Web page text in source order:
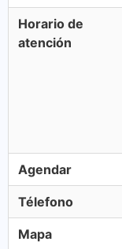
Horario de
atención
Agendar
Télefono
Mapa